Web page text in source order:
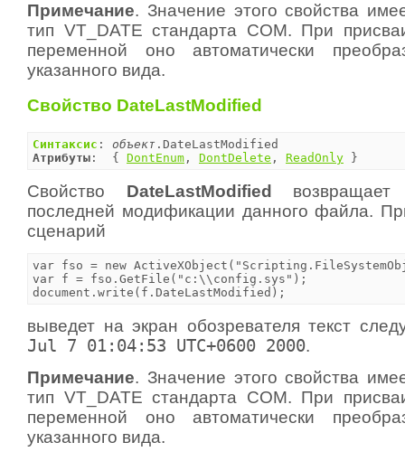
Примечание. Значение этого свойства
тип VT_DATE стандарта COM. При
переменной оно автоматически
указанного вида.
Свойство DateLastModified
Синтаксис : объект
Атрибуты :  { DontEnum , DontDelete , ReadOnly }
Свойство DateLastModified
последней модификации данного файла.
сценарий
var fso = new
var f = fso.GetFile("c:\\config.sys");
document.write(f.DateLastModified);
выведет на экран обозревателя текст
Jul 7 01:04:53 UTC+0600 2000.
Примечание. Значение этого свойства
тип VT_DATE стандарта COM. При
переменной оно автоматически
указанного вида.